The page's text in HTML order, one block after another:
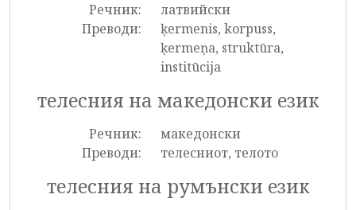
Речник:
латвийски
Преводи:
ķermenis, korpuss,
ķermeņa, struktūra,
institūcija
телесния на македонски език
Речник:
македонски
Преводи:
телесниот, телото
телесния на румънски език